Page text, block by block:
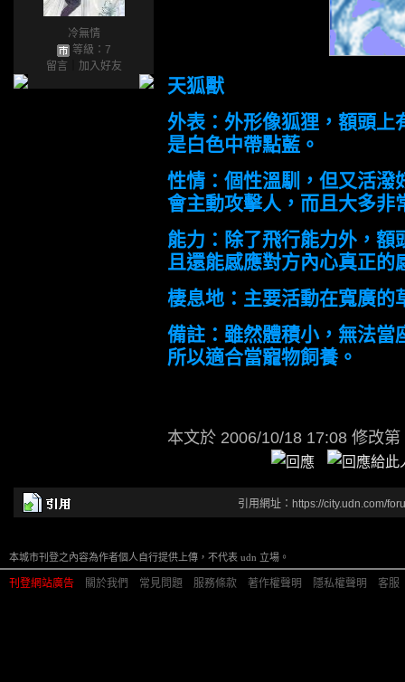
冷無情
等級：7
留言
加入好友
天狐獸
外表：外形像狐狸，額頭上
是白色中帶點藍。
性情：個性溫馴，但又活潑
會主動攻擊人，而且大多非
能力：除了飛行能力外，額
且還能感應對方內心真正的
棲息地：主要活動在寬廣的
備註：雖然體積小，無法當
所以適合當寵物飼養。
本文於 2006/10/18 17:08 修改第
引用網址：https://city.udn.com/
本城市刊登之內容為作者個人自行提供上傳，不代表 udn 立場。
刊登網站廣告 關於我們 常見問題 服務條款 著作權聲明 隱私權聲明 客服